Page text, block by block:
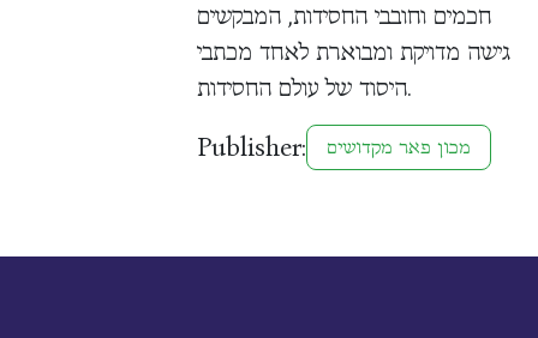
חכמים וחובבי החסידות, המבקשים
גישה מדויקת ומבוארת לאחד מכתבי
היסוד של עולם החסידות.
Publisher: מכון פאר מקדושים